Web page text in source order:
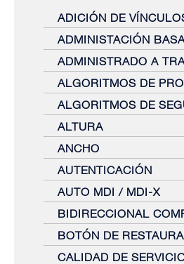
ADICIÓN DE
ADMINISTACIÓN
ADMINISTRADO A
ALGORITMOS DE
ALGORITMOS DE
ALTURA
ANCHO
AUTENTICACIÓN
AUTO MDI / MDI-X
BIDIRECCIONAL
BOTÓN DE
CALIDAD DE